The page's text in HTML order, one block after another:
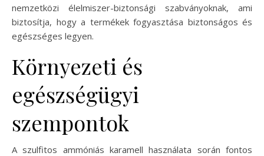
nemzetközi élelmiszer-biztonsági szabványoknak, ami
biztosítja, hogy a termékek fogyasztása biztonságos és
egészséges legyen.
Környezeti és
egészségügyi
szempontok
A szulfitos ammóniás karamell használata során fontos